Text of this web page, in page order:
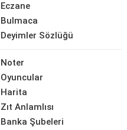
Eczane
Bulmaca
Deyimler Sözlüğü
Noter
Oyuncular
Harita
Zıt Anlamlısı
Banka Şubeleri